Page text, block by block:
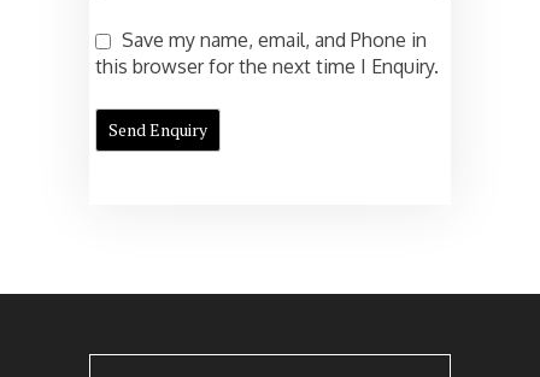
Save my name, email, and Phone in
this browser for the next time I Enquiry.